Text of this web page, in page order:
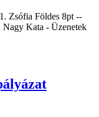
Zsófia Földes 8pt --
Nagy Kata - Üzenetek